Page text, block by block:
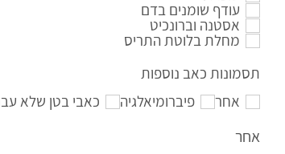
עודף שומנים בדם
אסטנה וברונכיט
מחלת בלוטת התריס
תסמונות כאב נוספות
אחר
פיברומיאלגיה כאבי בטן שלא
אחר